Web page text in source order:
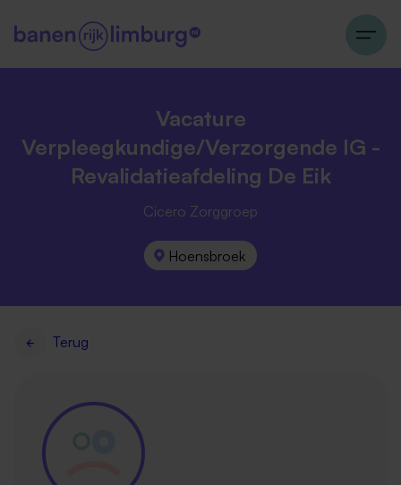
Vacature
Verpleegkundige/Verzorgende IG -
Revalidatieafdeling De Eik
Cicero Zorggroep
Hoensbroek
Terug